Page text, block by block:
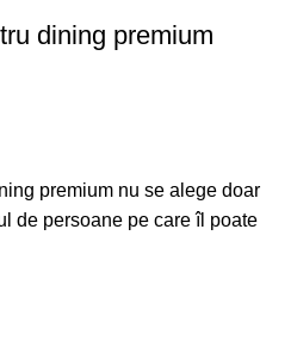
dining premium
premium nu se alege doar
de persoane pe care îl poate